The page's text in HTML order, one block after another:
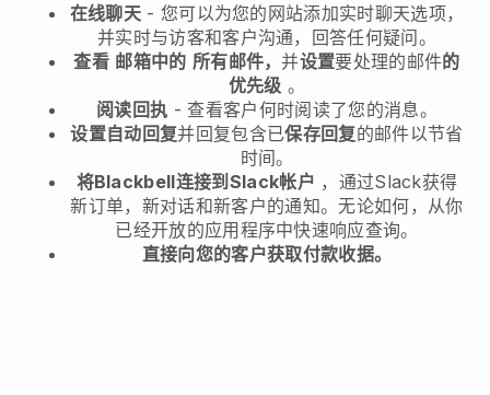
在线聊天- 您可以为您的网站添加实时聊天选项，
并实时与访客和客户沟通，回答任何疑问。
查看 邮箱中的 所有邮件，并设置要处理的邮件的
优先级 。
阅读回执 - 查看客户何时阅读了您的消息。
设置自动回复并回复包含已保存回复的邮件以节省
时间。
将Blackbell连接到Slack帐户 ，通过Slack获得
新订单，新对话和新客户的通知。无论如何，从你
已经开放的应用程序中快速响应查询。
直接向您的客户获取付款收据。